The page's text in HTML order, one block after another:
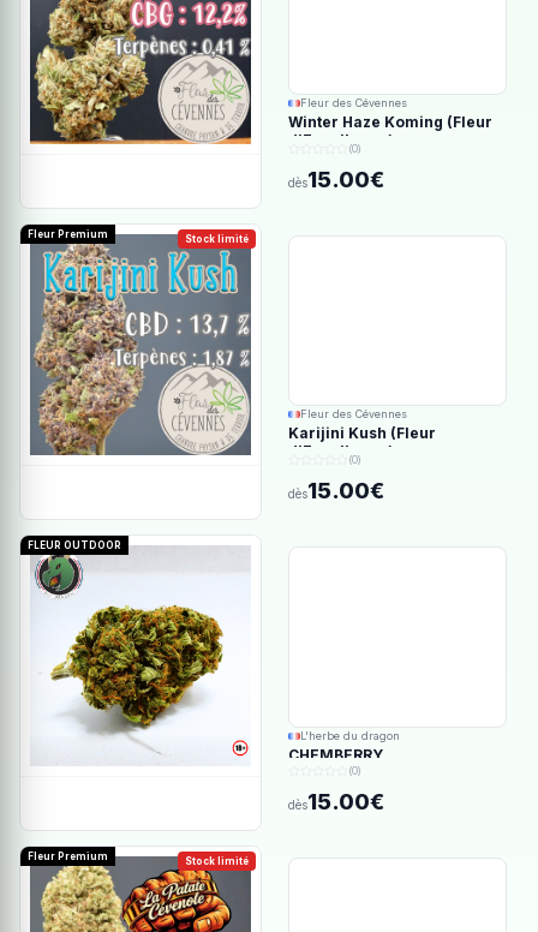
Fleur des Cévennes
Winter Haze Koming (Fleur
d'Excellence)
(0)
dès15.00€
Stock limité
Fleur Premium
Fleur des Cévennes
Karijini Kush (Fleur
d'Excellence)
(0)
dès15.00€
FLEUR OUTDOOR
L'herbe du dragon
CHEMBERRY
(0)
dès15.00€
Stock limité
Fleur Premium